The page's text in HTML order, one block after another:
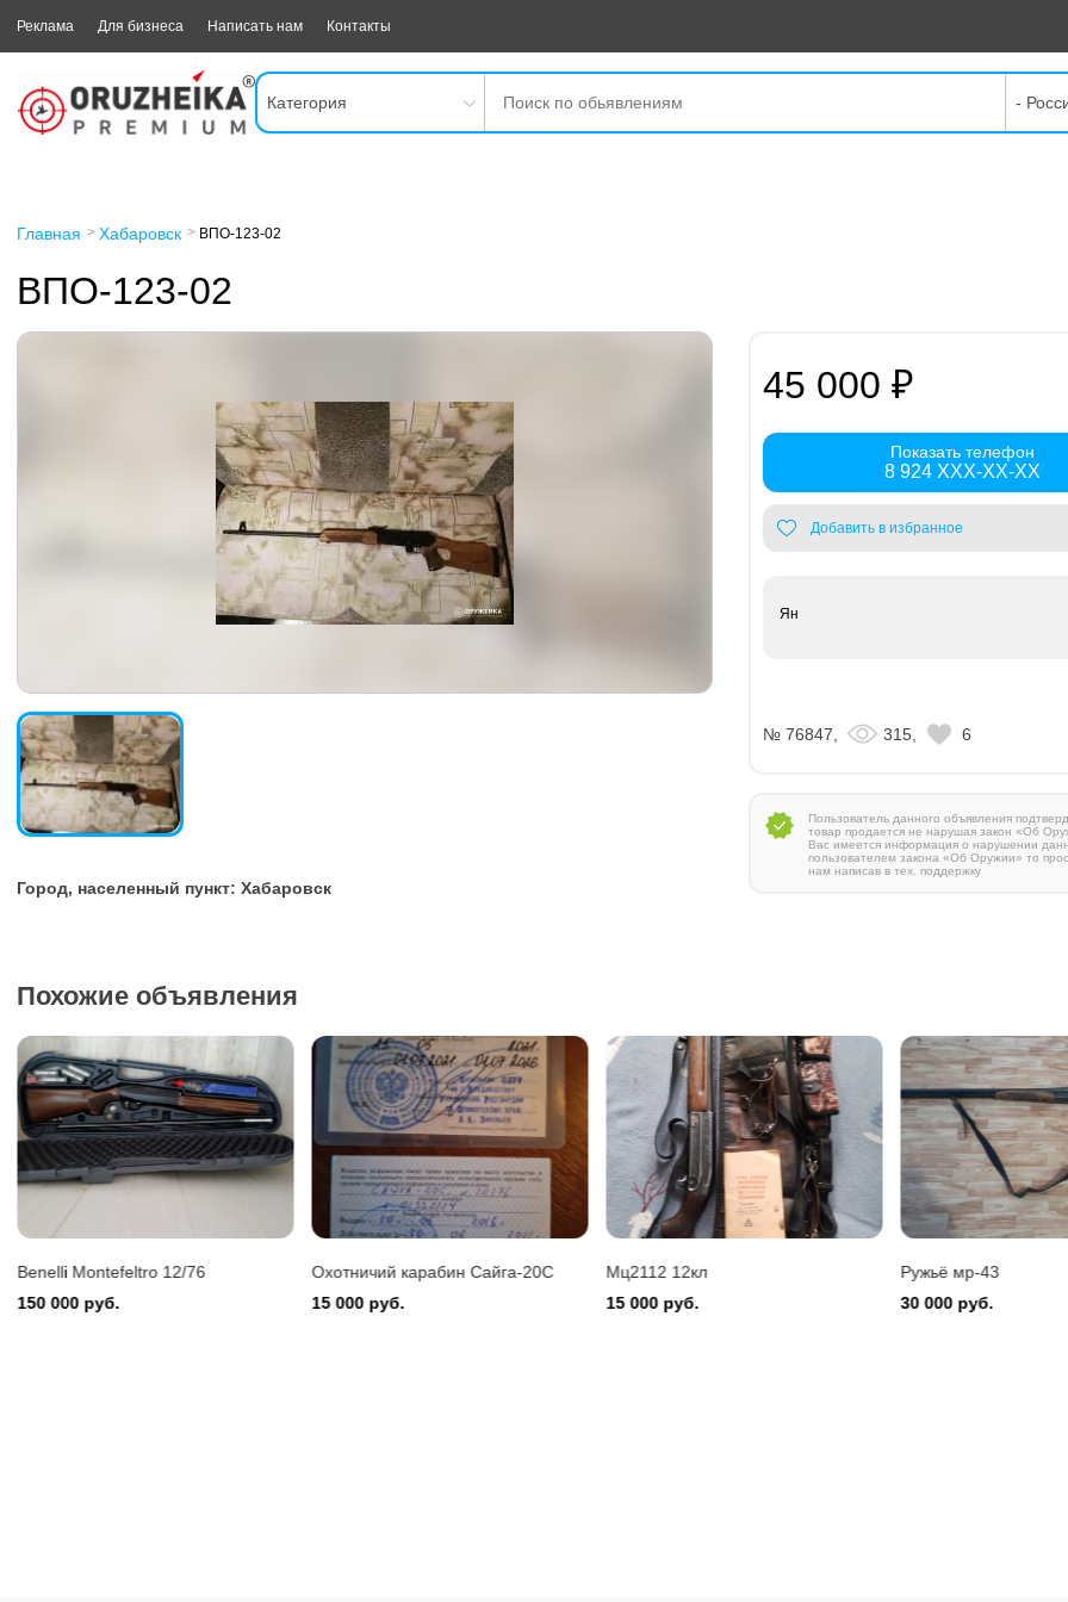
Реклама Для бизнеса Написать нам Контакты
Категория -
Главная Хабаровск ВПО-123-02
ВПО-123-02
Город, населенный пункт: Хабаровск
45 000 ₽
Показать телефон
8 924 XXX-XX-XX
Добавить в избранное
Ян
№ 76847, 315, 6
Пользователь данного объявления
товар продается не нарушая закон «Об
Вас имеется информация о нарушении
пользователем закона «Об Оружии» то
нам написав в тех. поддержку
Похожие объявления
Охотничий карабин Сайга-20С
15 000 руб.
Мц2112 12кл
15 000 руб.
Ружьё мр-43
30 000 руб.
Zauer 303. 300 Win
380 000 руб.
Benelli Montefeltro 12/76
150 000 руб.